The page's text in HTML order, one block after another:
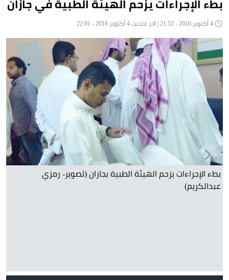
بطء الإجراءات يزحم الهيئة الطبية بجازان (تصوير- رمزي
عبدالكريم)